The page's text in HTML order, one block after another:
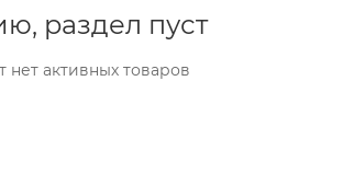
раздел пуст
активных товаров